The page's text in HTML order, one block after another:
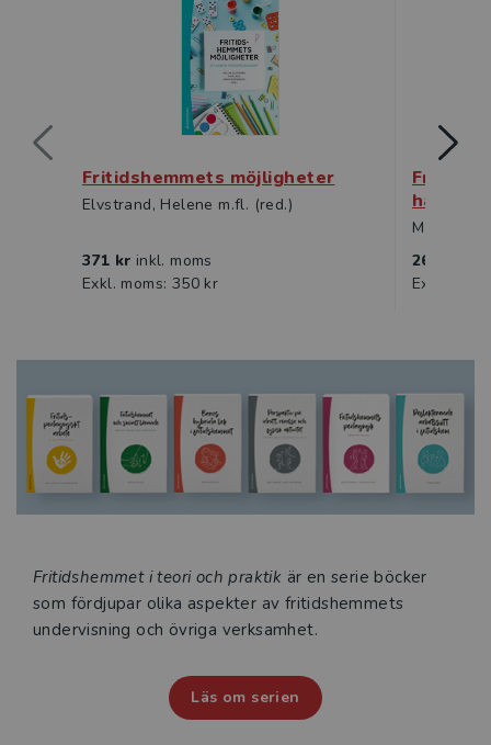
Säkerhet i skolan
Kataloger 2026
Fritidshemmets möjligheter
Elvstrand, Helene m.fl. (red.)
371 kr inkl. moms
Exkl. moms: 350 kr
hållbar
Manni,
269 kr
Exkl.
Fritidshemmet i teori och praktik är en serie böcker
som fördjupar olika aspekter av fritidshemmets
undervisning och övriga verksamhet.
Läs om serien